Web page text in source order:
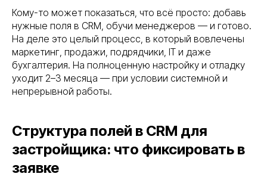
Кому-то может показаться, что всё просто: добавь
нужные поля в CRM, обучи менеджеров — и готово.
На деле это целый процесс, в который вовлечены
маркетинг, продажи, подрядчики, IT и даже
бухгалтерия. На полноценную настройку и отладку
уходит 2–3 месяца — при условии системной и
непрерывной работы.
Структура полей в CRM для
застройщика: что фиксировать в
заявке